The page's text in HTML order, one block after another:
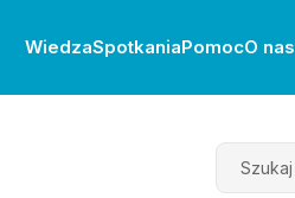
WiedzaSpotkaniaPomocO nas
Search